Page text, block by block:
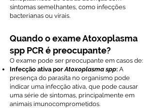
sintomas semelhantes, como infecções
bacterianas ou virais.
Quando o exame Atoxoplasma
spp PCR é preocupante?
O exame pode ser preocupante em casos de:
Infecção ativa porAtoxoplasma spp: A
presença do parasita no organismo pode
indicar uma infecção ativa, que pode causar
uma série de sintomas, principalmente em
animais imunocomprometidos.